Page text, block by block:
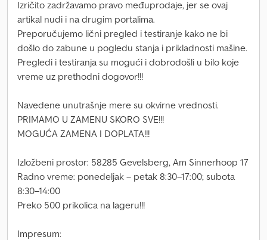
Izričito zadržavamo pravo međuprodaje, jer se ovaj
artikal nudi i na drugim portalima.
Preporučujemo lični pregled i testiranje kako ne bi
došlo do zabune u pogledu stanja i prikladnosti mašine.
Pregledi i testiranja su mogući i dobrodošli u bilo koje
vreme uz prethodni dogovor!!!
Navedene unutrašnje mere su okvirne vrednosti.
PRIMAMO U ZAMENU SKORO SVE!!!
MOGUĆA ZAMENA I DOPLATA!!!
Izložbeni prostor: 58285 Gevelsberg, Am Sinnerhoop 17
Radno vreme: ponedeljak – petak 8:30–17:00; subota
8:30–14:00
Preko 500 prikolica na lageru!!!
Impresum: